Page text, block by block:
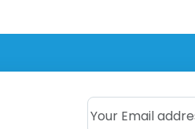
Your Email address